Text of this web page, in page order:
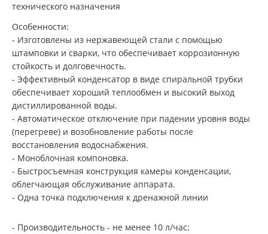
технического назначения
Особенности:
- Изготовлены из нержавеющей стали с помощью
штамповки и сварки, что обеспечивает коррозионную
стойкость и долговечность.
- Эффективный конденсатор в виде спиральной трубки
обеспечивает хороший теплообмен и высокий выход
дистиллированной воды.
- Автоматическое отключение при падении уровня воды
(перегреве) и возобновление работы после
восстановления водоснабжения.
- Моноблочная компоновка.
- Быстросъемная конструкция камеры конденсации,
облегчающая обслуживание аппарата.
- Одна точка подключения к дренажной линии
- Производительность - не менее 10 л/час;